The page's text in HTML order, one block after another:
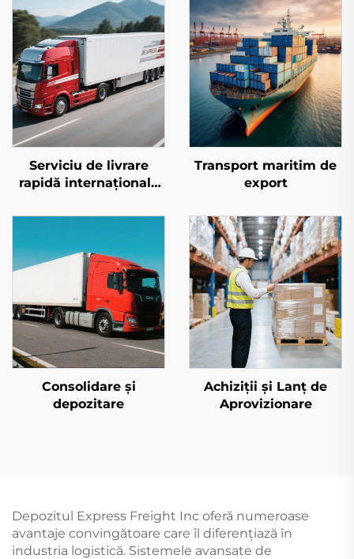
Serviciu de livrare
rapidă internațională
Transport maritim de
export
Consolidare și
depozitare
Achiziții și Lanț de
Aprovizionare
Depozitul Express Freight Inc oferă numeroase
avantaje convingătoare care îl diferențiază în
industria logistică. Sistemele avansate de